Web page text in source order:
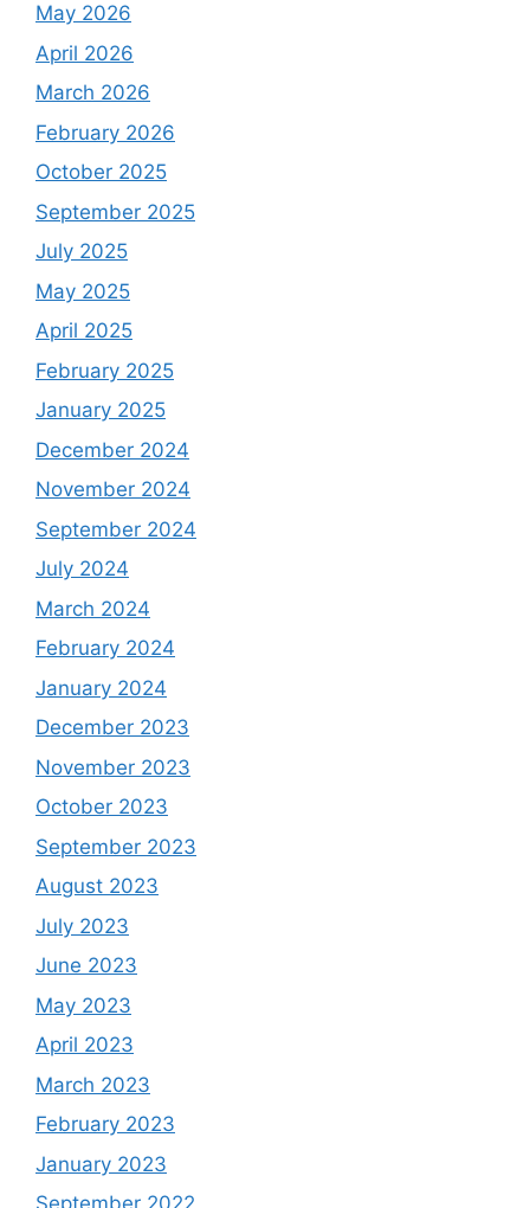
May 2026
April 2026
March 2026
February 2026
October 2025
September 2025
July 2025
May 2025
April 2025
February 2025
January 2025
December 2024
November 2024
September 2024
July 2024
March 2024
February 2024
January 2024
December 2023
November 2023
October 2023
September 2023
August 2023
July 2023
June 2023
May 2023
April 2023
March 2023
February 2023
January 2023
September 2022